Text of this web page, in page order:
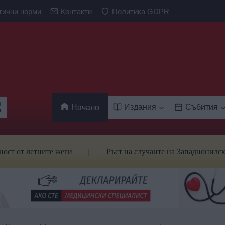
норми Контакти Политика GDPR
Начало Издания Събития
жеги Ръст на случаите на Западнонилска